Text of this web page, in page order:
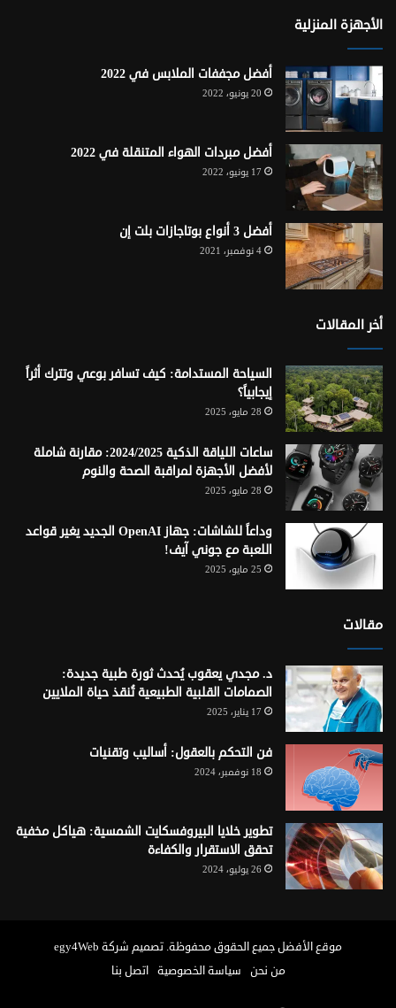
الأجهزة المنزلية
أفضل مجففات الملابس في 2022
20 يونيو، 2022
أفضل مبردات الهواء المتنقلة في 2022
17 يونيو، 2022
أفضل 3 أنواع بوتاجازات بلت إن
4 نوفمبر، 2021
أخر المقالات
السياحة المستدامة: كيف تسافر بوعي وتترك أثراً
إيجابياً؟
28 مايو، 2025
ساعات اللياقة الذكية 2024/2025: مقارنة شاملة
لأفضل الأجهزة لمراقبة الصحة والنوم
28 مايو، 2025
وداعاً للشاشات: جهاز OpenAI الجديد يغير قواعد
اللعبة مع جوني آيف!
25 مايو، 2025
مقالات
د. مجدي يعقوب يُحدث ثورة طبية جديدة:
الصمامات القلبية الطبيعية تُنقذ حياة الملايين
17 يناير، 2025
فن التحكم بالعقول: أساليب وتقنيات
18 نوفمبر، 2024
تطوير خلايا البيروفسكايت الشمسية: هياكل مخفية
تحقق الاستقرار والكفاءة
26 يوليو، 2024
موقع الأفضلجميع الحقوق محفوظة. تصميم شركة egy4Web
من نحن
سياسة الخصوصية اتصل بنا